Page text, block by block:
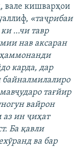
вале кишварҳои
«таҷрибаи
…чи тавр
нав аксаран
ҳаммонанди
карда, дар
байналмилалиро
тағйир
вайрон
ин ҷиҳат
Ба қавли
ва бар